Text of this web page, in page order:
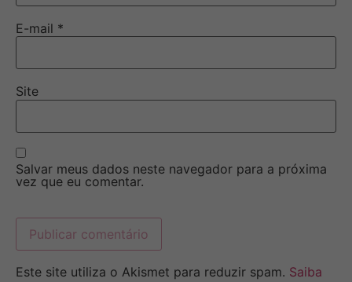
E-mail *
Site
Salvar meus dados neste navegador para a próxima
vez que eu comentar.
Este site utiliza o Akismet para reduzir spam. Saiba